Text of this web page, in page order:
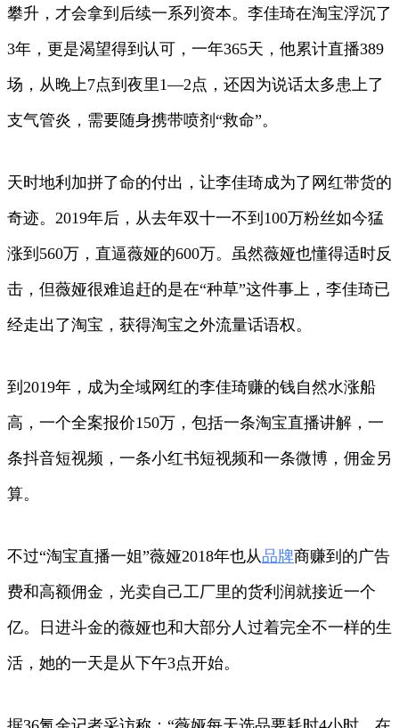
攀升，才会拿到后续一系列资本。李佳琦在淘宝浮沉了
3年，更是渴望得到认可，一年365天，他累计直播389
场，从晚上7点到夜里1—2点，还因为说话太多患上了
支气管炎，需要随身携带喷剂“救命”。
天时地利加拼了命的付出，让李佳琦成为了网红带货的
奇迹。2019年后，从去年双十一不到100万粉丝如今猛
涨到560万，直逼薇娅的600万。虽然薇娅也懂得适时反
击，但薇娅很难追赶的是在“种草”这件事上，李佳琦已
经走出了淘宝，获得淘宝之外流量话语权。
到2019年，成为全域网红的李佳琦赚的钱自然水涨船
高，一个全案报价150万，包括一条淘宝直播讲解，一
条抖音短视频，一条小红书短视频和一条微博，佣金另
算。
不过“淘宝直播一姐”薇娅2018年也从品牌商赚到的广告
费和高额佣金，光卖自己工厂里的货利润就接近一个
亿。日进斗金的薇娅也和大部分人过着完全不一样的生
活，她的一天是从下午3点开始。